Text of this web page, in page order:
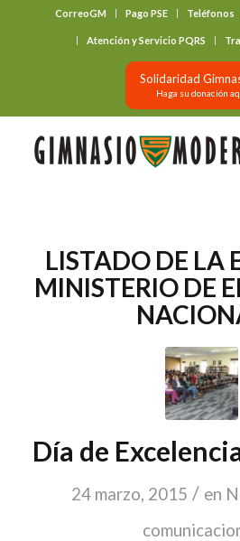
CorreoGM Pago PSE Teléfonos
Atención y Servicio PQRS
Solidaridad
Haga su donación
LISTADO DE LA
MINISTERIO DE
Día de
24 marzo, 2015 / en